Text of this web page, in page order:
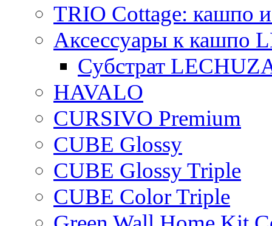
TRIO Cottage: кашпо
Аксессуары к кашпо
Субстрат
HAVALO
CURSIVO Premium
CUBE Glossy
CUBE Glossy Triple
CUBE Color Triple